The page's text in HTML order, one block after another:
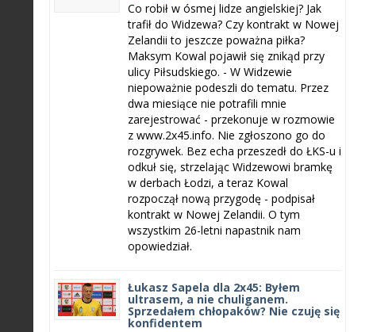
Co robił w ósmej lidze angielskiej? Jak
trafił do Widzewa? Czy kontrakt w Nowej
Zelandii to jeszcze poważna piłka?
Maksym Kowal pojawił się znikąd przy
ulicy Piłsudskiego. - W Widzewie
niepoważnie podeszli do tematu. Przez
dwa miesiące nie potrafili mnie
zarejestrować - przekonuje w rozmowie
z www.2x45.info. Nie zgłoszono go do
rozgrywek. Bez echa przeszedł do ŁKS-u i
odkuł się, strzelając Widzewowi bramkę
w derbach Łodzi, a teraz Kowal
rozpoczął nową przygodę - podpisał
kontrakt w Nowej Zelandii. O tym
wszystkim 26-letni napastnik nam
opowiedział.
Łukasz Sapela dla 2x45: Byłem
ultrasem, a nie chuliganem.
Sprzedałem chłopaków? Nie czuję się
konfidentem